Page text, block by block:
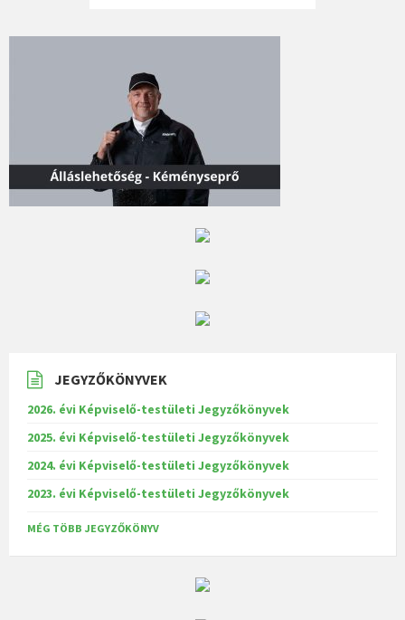
JEGYZŐKÖNYVEK
2026. évi Képviselő-testületi Jegyzőkönyvek
2025. évi Képviselő-testületi Jegyzőkönyvek
2024. évi Képviselő-testületi Jegyzőkönyvek
2023. évi Képviselő-testületi Jegyzőkönyvek
MÉG TÖBB JEGYZŐKÖNYV